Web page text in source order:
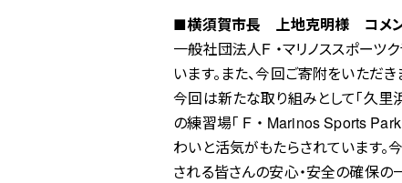
■横須賀市長 上地克明様 コメ
一般社団法人F ・マリノススポーツ
います。また、今回ご寄附をいただ
今回は新たな取り組みとして「久里
の練習場「 F ・ Marinos Sports
わいと活気がもたらされています。
される皆さんの安心・安全の確保の